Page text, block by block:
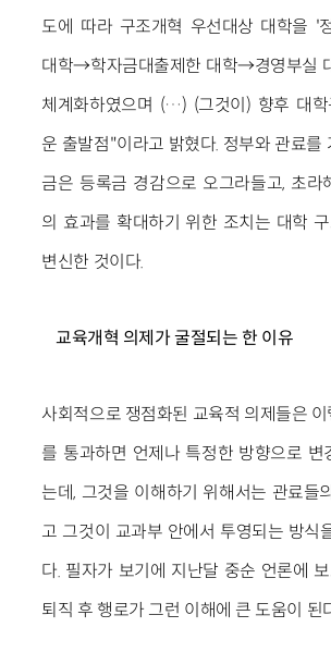
도에 따라 구조개혁 우선대상 대학을 '
대학→학자금대출제한 대학→경영부실
체계화하였으며 (…) (그것이) 향후 대
운 출발점"이라고 밝혔다. 정부와 관료를
금은 등록금 경감으로 오그라들고, 초라
의 효과를 확대하기 위한 조치는 대학
변신한 것이다.
교육개혁 의제가 굴절되는 한 이유
사회적으로 쟁점화된 교육적 의제들은
를 통과하면 언제나 특정한 방향으로 변
는데, 그것을 이해하기 위해서는 관료들
고 그것이 교과부 안에서 투영되는 방식
다. 필자가 보기에 지난달 중순 언론에
퇴직 후 행로가 그런 이해에 큰 도움이 된